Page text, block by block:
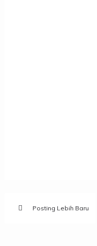
Posting Lebih Baru